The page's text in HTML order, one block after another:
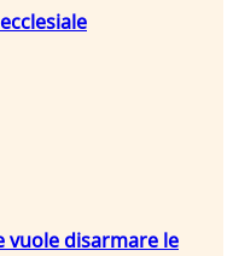
vuole disarmare le